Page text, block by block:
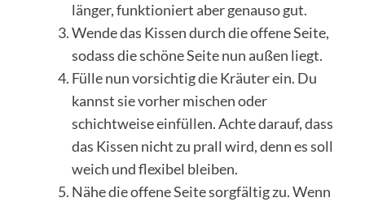
länger, funktioniert aber genauso gut.
Wende das Kissen durch die offene Seite,
sodass die schöne Seite nun außen liegt.
Fülle nun vorsichtig die Kräuter ein. Du
kannst sie vorher mischen oder
schichtweise einfüllen. Achte darauf, dass
das Kissen nicht zu prall wird, denn es soll
weich und flexibel bleiben.
Nähe die offene Seite sorgfältig zu. Wenn